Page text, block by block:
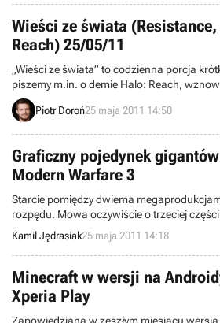
Age of Conan: Unrated udostępniona
play z mikrotransakcjami oraz opcją kont
Wieści ze świata
Reach) 25/05/11
„Wieści ze świata” to codzienna porcja
piszemy m.in. o demie Halo: Reach,
Resistance, a także nowej produkcji MMO
Zapraszamy do lektury.
Piotr Doroń25 maja 2011 14:50
Graficzny pojedynek
Modern Warfare 3
Starcie pomiędzy dwiema
rozpędu. Mowa oczywiście o trzeciej
ujawnionej niedawno przez Infinity Ward
Call of Duty – Modern Warfare 3.
serwis NowGamer.com, publikując na
graficzne obu produkcji.
Kamil Jędrasiak25 maja 2011 14:18
Minecraft w wersji na
Xperia Play